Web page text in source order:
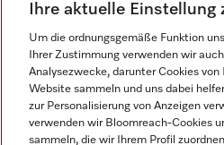
Ihre aktuelle
Um die ordnungsgemäße Funktion
Ihrer Zustimmung verwenden wir
Analysezwecke, darunter Cookies
Website sammeln und uns dabei
zur Personalisierung von Anzeigen
verwenden wir Bloomreach-Cookies
sammeln, die wir Ihrem Profil